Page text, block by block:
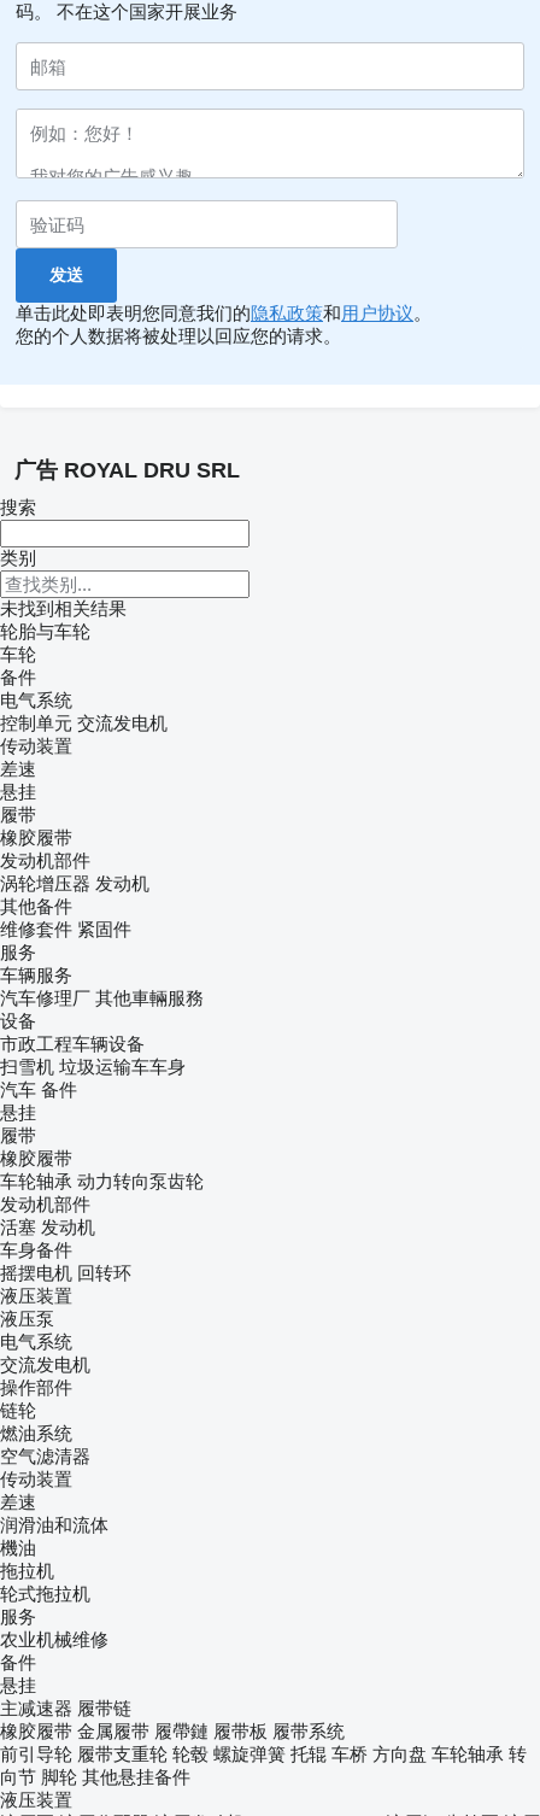
码。
不在这个国家开展业务
单击此处即表明您同意我们的隐私政策和用户协议。
您的个人数据将被处理以回应您的请求。
广告 ROYAL DRU SRL
搜索
类别
未找到相关结果
轮胎与车轮
车轮
备件
电气系统
控制单元 交流发电机
传动装置
差速
悬挂
履带
橡胶履带
发动机部件
涡轮增压器 发动机
其他备件
维修套件 紧固件
服务
车辆服务
汽车修理厂 其他車輛服務
设备
市政工程车辆设备
扫雪机 垃圾运输车车身
汽车 备件
悬挂
履带
橡胶履带
车轮轴承 动力转向泵齿轮
发动机部件
活塞 发动机
车身备件
摇摆电机 回转环
液压装置
液压泵
电气系统
交流发电机
操作部件
链轮
燃油系统
空气滤清器
传动装置
差速
润滑油和流体
機油
拖拉机
轮式拖拉机
服务
农业机械维修
备件
悬挂
主减速器 履带链
橡胶履带 金属履带 履帶鏈 履带板 履带系统
前引导轮 履带支重轮 轮毂 螺旋弹簧 托辊 车桥 方向盘 车轮轴承 转
向节 脚轮 其他悬挂备件
液压装置